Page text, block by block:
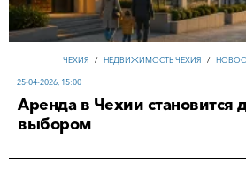
ЧЕХИЯ / НЕДВИЖИМОСТЬ ЧЕХИЯ /
25-04-2026, 15:00
Аренда в Чехии становится
выбором